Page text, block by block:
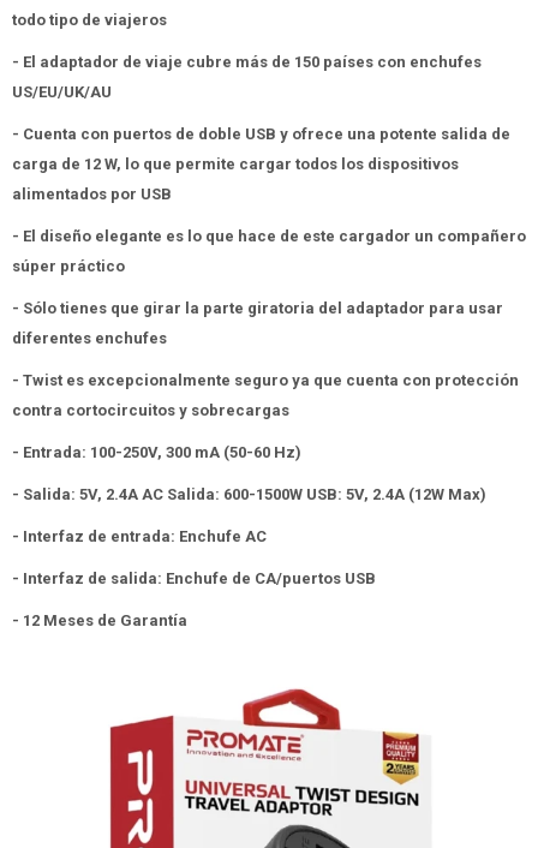
todo tipo de viajeros
- El adaptador de viaje cubre más de 150 países con enchufes
US/EU/UK/AU
- Cuenta con puertos de doble USB y ofrece una potente salida de
carga de 12 W, lo que permite cargar todos los dispositivos
alimentados por USB
- El diseño elegante es lo que hace de este cargador un compañero
súper práctico
- Sólo tienes que girar la parte giratoria del adaptador para usar
diferentes enchufes
- Twist es excepcionalmente seguro ya que cuenta con protección
contra cortocircuitos y sobrecargas
- Entrada: 100-250V, 300 mA (50-60 Hz)
- Salida: 5V, 2.4A AC Salida: 600-1500W USB: 5V, 2.4A (12W Max)
- Interfaz de entrada: Enchufe AC
- Interfaz de salida: Enchufe de CA/puertos USB
- 12 Meses de Garantía